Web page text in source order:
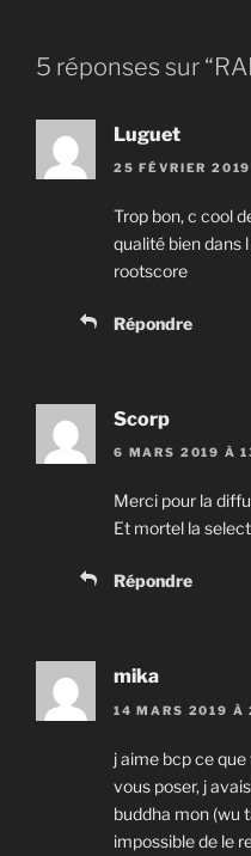
36.
40. Cadavre
5 réponses sur
Luguet
25 FÉVRIER
Trop bon, c cool
qualité bien dans
rootscore
Répondre
Scorp
6 MARS 2019 À
Merci pour la
Et mortel la
Répondre
mika
14 MARS 2019 À
j aime bcp ce que
vous poser, j
buddha mon (wu
impossible de le